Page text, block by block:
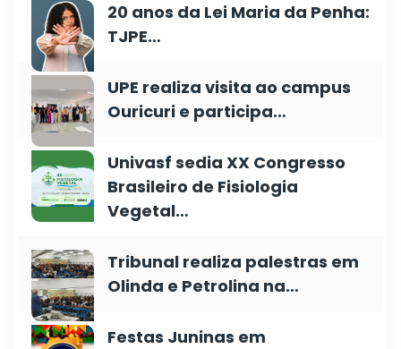
20 anos da Lei Maria da Penha:
TJPE…
UPE realiza visita ao campus
Ouricuri e participa…
Univasf sedia XX Congresso
Brasileiro de Fisiologia
Vegetal…
Tribunal realiza palestras em
Olinda e Petrolina na…
Festas Juninas em